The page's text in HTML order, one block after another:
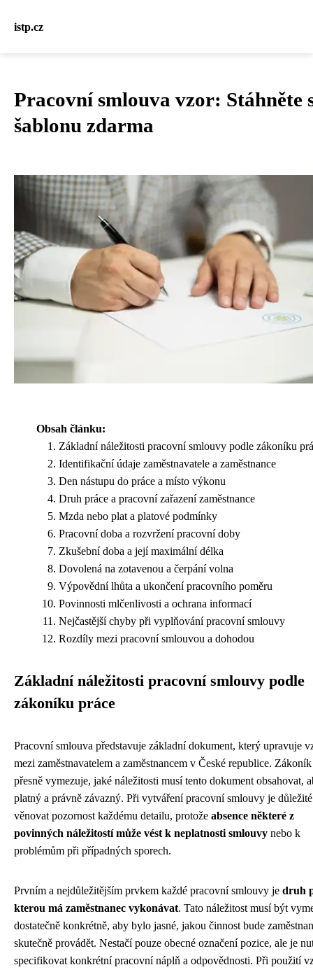
istp.cz
Pracovní smlouva vzor: Stáhněte
šablonu zdarma
Obsah článku:
Základní náležitosti pracovní smlouvy podle zákoníku
Identifikační údaje zaměstnavatele a zaměstnance
Den nástupu do práce a místo výkonu
Druh práce a pracovní zařazení zaměstnance
Mzda nebo plat a platové podmínky
Pracovní doba a rozvržení pracovní doby
Zkušební doba a její maximální délka
Dovolená na zotavenou a čerpání volna
Výpovědní lhůta a ukončení pracovního poměru
Povinnosti mlčenlivosti a ochrana informací
Nejčastější chyby při vyplňování pracovní smlouvy
Rozdíly mezi pracovní smlouvou a dohodou
Základní náležitosti pracovní smlouvy podle
zákoníku práce
Pracovní smlouva představuje základní dokument, který upravuje
mezi zaměstnavatelem a zaměstnancem v České republice.
přesně vymezuje, jaké náležitosti musí tento dokument obsahovat,
platný a právně závazný. Při vytváření pracovní smlouvy je důležité
věnovat pozornost každému detailu, protože absence některé z
povinných náležitostí může vést k neplatnosti smlouvy nebo k
problémům při případných sporech.
Prvním a nejdůležitějším prvkem každé pracovní smlouvy je druh
kterou má zaměstnanec vykonávat. Tato náležitost musí být
dostatečně konkrétně, aby bylo jasné, jakou činnost bude
skutečně provádět. Nestačí pouze obecné označení pozice, ale je
specifikovat konkrétní pracovní náplň a odpovědnosti. Při použití